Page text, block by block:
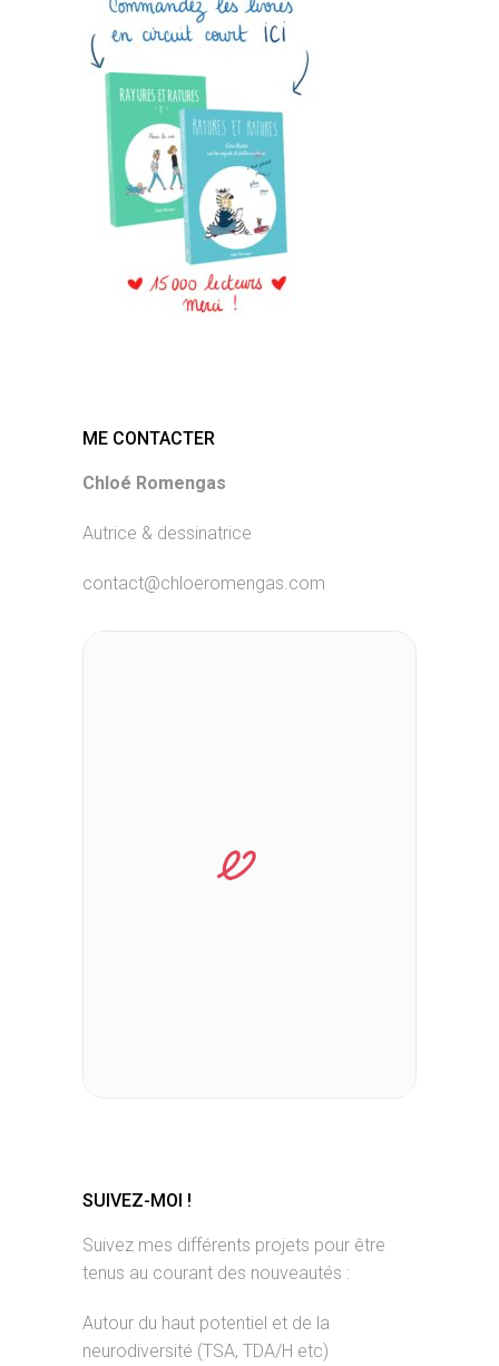
ME CONTACTER
Chloé Romengas
Autrice & dessinatrice
contact@chloeromengas.com
SUIVEZ-MOI !
Suivez mes différents projets pour être
tenus au courant des nouveautés :
Autour du haut potentiel et de la
neurodiversité (TSA, TDA/H etc)